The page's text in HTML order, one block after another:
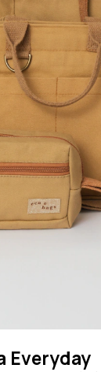
Everyday